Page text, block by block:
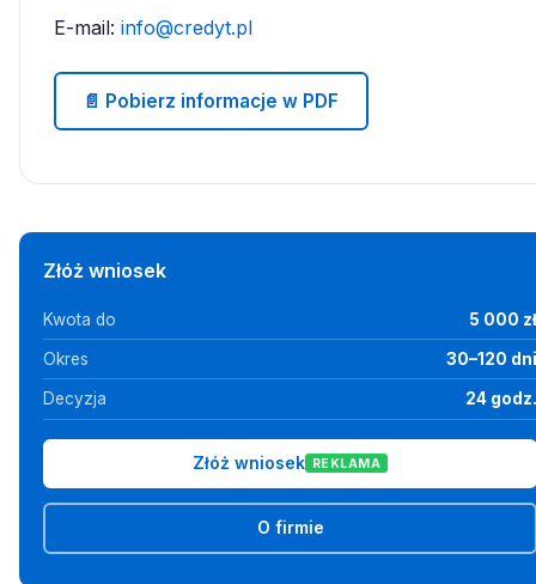
E-mail: info@credyt.pl
📄 Pobierz informacje w PDF
Złóż wniosek
Kwota do 5 000 zł
Okres 30–120 dni
Decyzja 24 godz.
Złóż wniosek REKLAMA
O firmie